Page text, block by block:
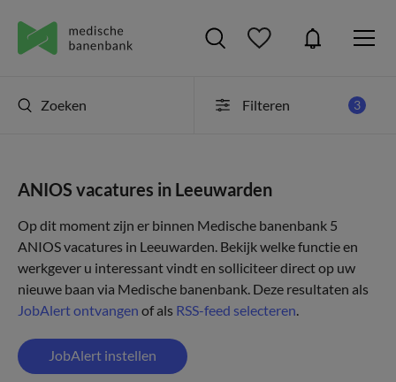
Zoeken Filteren 3
ANIOS vacatures in Leeuwarden
Op dit moment zijn er binnen Medische banenbank 5
ANIOS vacatures in Leeuwarden. Bekijk welke functie en
werkgever u interessant vindt en solliciteer direct op uw
nieuwe baan via Medische banenbank. Deze resultaten als
JobAlert ontvangen of als RSS-feed selecteren.
JobAlert instellen